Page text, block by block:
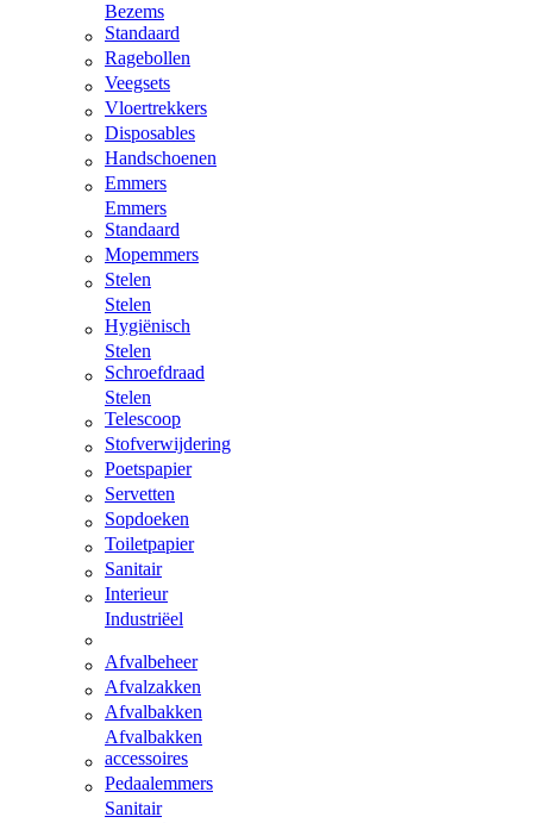
Bezems
Standaard
Ragebollen
Veegsets
Vloertrekkers
Disposables
Handschoenen
Emmers
Emmers
Standaard
Mopemmers
Stelen
Stelen
Hygiënisch
Stelen
Schroefdraad
Stelen
Telescoop
Stofverwijdering
Poetspapier
Servetten
Sopdoeken
Toiletpapier
Sanitair
Interieur
Industriëel
Afvalbeheer
Afvalzakken
Afvalbakken
Afvalbakken
accessoires
Pedaalemmers
Sanitair